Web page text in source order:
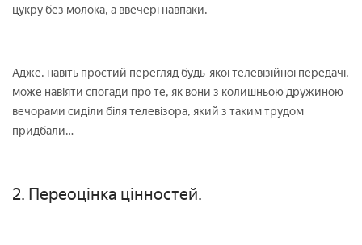
цукру без молока, а ввечері навпаки.
Адже, навіть простий перегляд будь-якої телевізійної передачі,
може навіяти спогади про те, як вони з колишньою дружиною
вечорами сиділи біля телевізора, який з таким трудом
придбали…
2. Переоцінка цінностей.